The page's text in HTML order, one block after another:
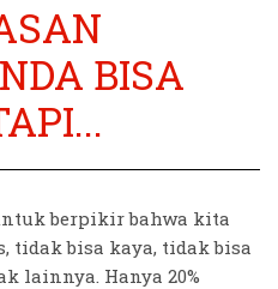
BISA
berpikir bahwa kita
tidak bisa kaya, tidak bisa
lainnya. Hanya 20%